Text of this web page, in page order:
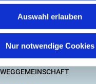
Auswahl erlauben
Nur notwendige Cookies